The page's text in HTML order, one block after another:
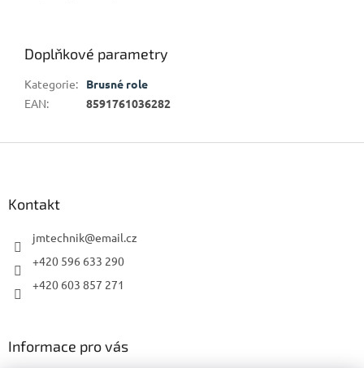
Doplňkové parametry
Kategorie:
Brusné role
EAN: 8591761036282
Kontakt
jmtechnik@email.cz
+420 596 633 290
+420 603 857 271
Informace pro vás